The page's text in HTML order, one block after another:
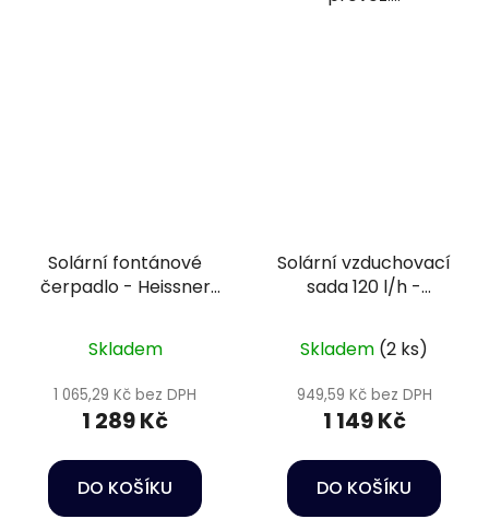
Solární fontánové
čerpadlo - Heissner
Skladem
1 065,29 Kč bez DPH
1 289 Kč
DO KOŠÍKU
Solární vzduchovací
sada 120 l/h -
Skladem (2 ks)
949,59 Kč bez DPH
1 149 Kč
DO KOŠÍKU